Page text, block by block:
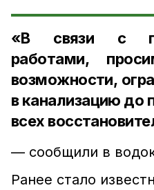
«В связи с
работами,
возможности,
в канализацию до
всех
— сообщили в
Ранее стало